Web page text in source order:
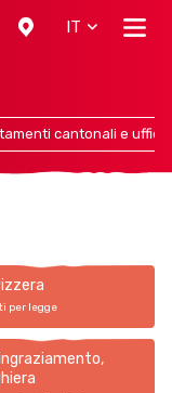
IT
cantonali e
per legge